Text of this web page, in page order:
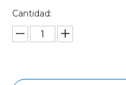
Cantidad: